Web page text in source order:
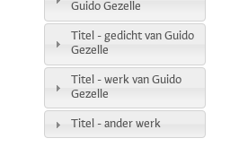
Guido Gezelle
Titel - gedicht van Guido
Gezelle
Titel - werk van Guido
Gezelle
Titel - ander werk